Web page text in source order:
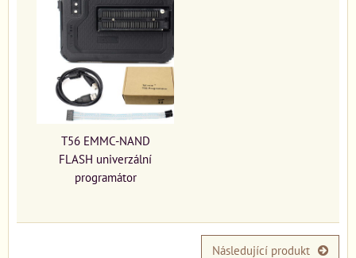
T56 EMMC-NAND
FLASH univerzální
programátor
Následující produkt